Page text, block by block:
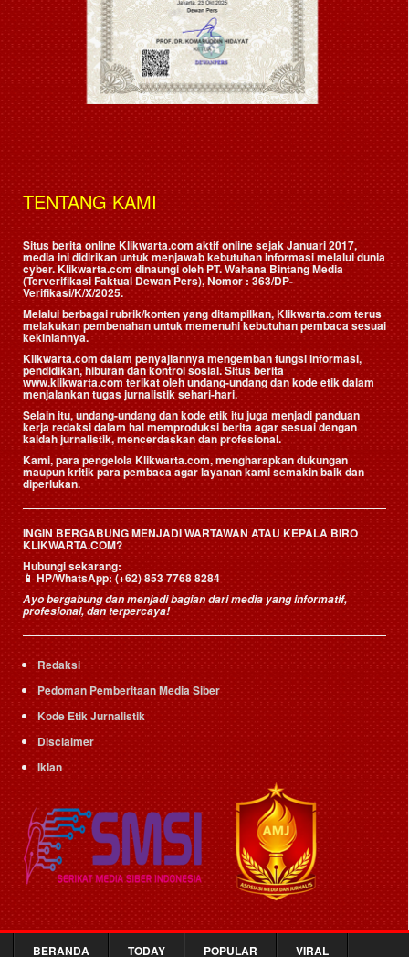
TENTANG KAMI
Situs berita online Klikwarta.com aktif online sejak Januari 2017,
media ini didirikan untuk menjawab kebutuhan informasi melalui dunia
cyber. Klikwarta.com dinaungi oleh PT. Wahana Bintang Media
(Terverifikasi Faktual Dewan Pers), Nomor : 363/DP-
Verifikasi/K/X/2025.
Melalui berbagai rubrik/konten yang ditampilkan, Klikwarta.com terus
melakukan pembenahan untuk memenuhi kebutuhan pembaca sesuai
kekiniannya.
Klikwarta.com dalam penyajiannya mengemban fungsi informasi,
pendidikan, hiburan dan kontrol sosial. Situs berita
www.klikwarta.com terikat oleh undang-undang dan kode etik dalam
menjalankan tugas jurnalistik sehari-hari.
Selain itu, undang-undang dan kode etik itu juga menjadi panduan
kerja redaksi dalam hal memproduksi berita agar sesuai dengan
kaidah jurnalistik, mencerdaskan dan profesional.
Kami, para pengelola Klikwarta.com, mengharapkan dukungan
maupun kritik para pembaca agar layanan kami semakin baik dan
diperlukan.
INGIN BERGABUNG MENJADI WARTAWAN ATAU KEPALA BIRO
KLIKWARTA.COM?
Hubungi sekarang:
📱HP/WhatsApp:(+62) 853 7768 8284
Ayo bergabung dan menjadi bagian dari media yang informatif,
profesional, dan terpercaya!
Redaksi
Pedoman Pemberitaan Media Siber
Kode Etik Jurnalistik
Disclaimer
Iklan
BERANDA TODAY POPULAR VIRAL